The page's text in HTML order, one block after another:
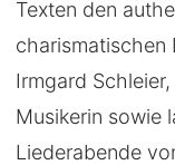
Texten den
charismatischen
Irmgard
Musikerin sowie
Liederabende